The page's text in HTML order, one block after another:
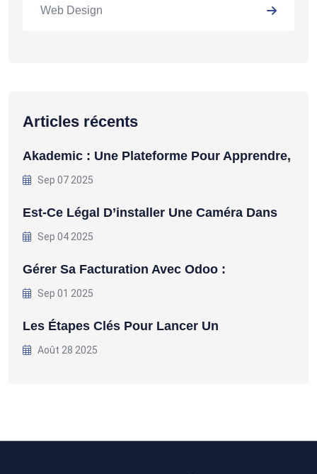
Web Design
Articles récents
Akademic : Une Plateforme Pour Apprendre,
Sep 07 2025
Est-Ce Légal D’installer Une Caméra Dans
Sep 04 2025
Gérer Sa Facturation Avec Odoo :
Sep 01 2025
Les Étapes Clés Pour Lancer Un
Août 28 2025